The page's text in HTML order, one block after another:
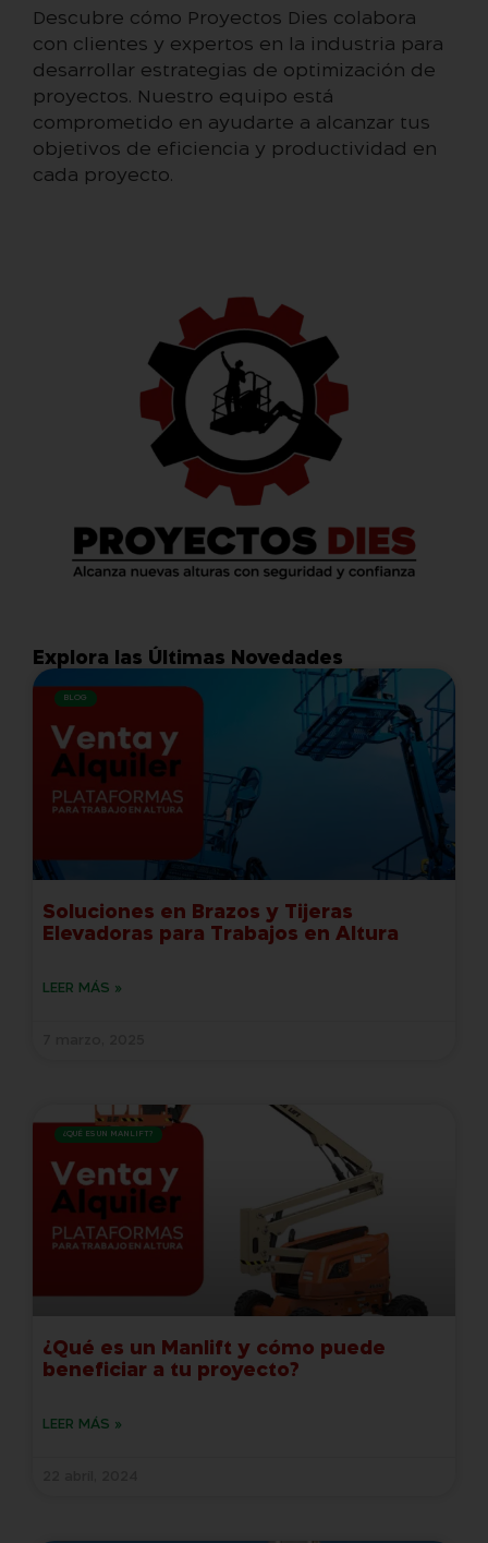
Descubre cómo Proyectos Dies colabora
con clientes y expertos en la industria para
desarrollar estrategias de optimización de
proyectos. Nuestro equipo está
comprometido en ayudarte a alcanzar tus
objetivos de eficiencia y productividad en
cada proyecto.
Explora las Últimas Novedades
BLOG
Soluciones en Brazos y Tijeras
Elevadoras para Trabajos en Altura
LEER MÁS »
¿QUÉ ES UN MANLIFT?
¿Qué es un Manlift y cómo puede
beneficiar a tu proyecto?
LEER MÁS »